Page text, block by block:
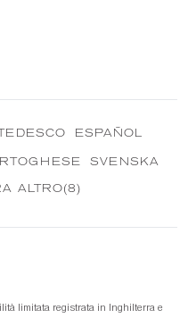
TEDESCO ESPAÑOL
SVENSKA
ALTRO(8)
limitata registrata in Inghilterra e